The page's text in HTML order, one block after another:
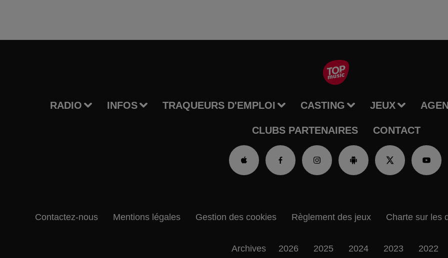
RADIO INFOS TRAQUEURS D'EMPLOI CASTING JEUX
CLUBS PARTENAIRES CONTACT
Contactez-nous Mentions légales Gestion des cookies Règlement des jeux Charte sur les
Archives 2026 2025 2024 2023 2022